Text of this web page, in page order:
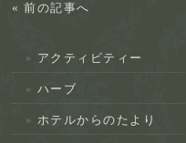
« 前の記事へ
アクティビティー
ハーブ
ホテルからのたより